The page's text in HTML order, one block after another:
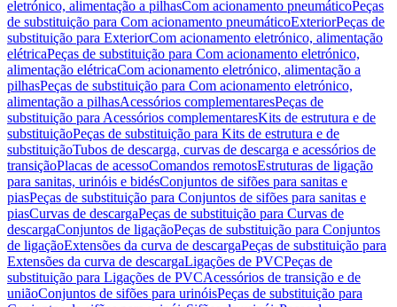
eletrónico, alimentação a pilhasCom acionamento pneumáticoPeças
de substituição para Com acionamento pneumáticoExteriorPeças de
substituição para ExteriorCom acionamento eletrónico, alimentação
elétricaPeças de substituição para Com acionamento eletrónico,
alimentação elétricaCom acionamento eletrónico, alimentação a
pilhasPeças de substituição para Com acionamento eletrónico,
alimentação a pilhasAcessórios complementaresPeças de
substituição para Acessórios complementaresKits de estrutura e de
substituiçãoPeças de substituição para Kits de estrutura e de
substituiçãoTubos de descarga, curvas de descarga e acessórios de
transiçãoPlacas de acessoComandos remotosEstruturas de ligação
para sanitas, urinóis e bidésConjuntos de sifões para sanitas e
piasPeças de substituição para Conjuntos de sifões para sanitas e
piasCurvas de descargaPeças de substituição para Curvas de
descargaConjuntos de ligaçãoPeças de substituição para Conjuntos
de ligaçãoExtensões da curva de descargaPeças de substituição para
Extensões da curva de descargaLigações de PVCPeças de
substituição para Ligações de PVCAcessórios de transição e de
uniãoConjuntos de sifões para urinóisPeças de substituição para